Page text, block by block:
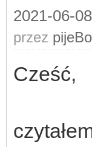
2021-06-
przez
Cześć,